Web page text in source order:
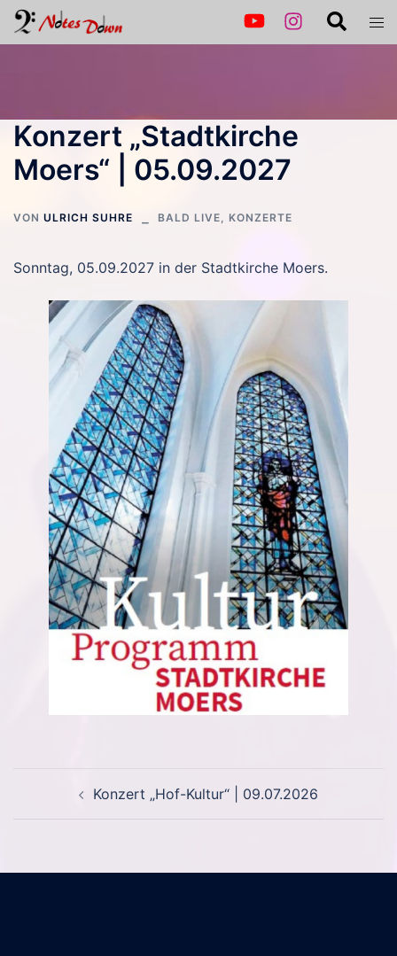
Zum
Inhalt
Suche
Konzert „Stadtkirche
Moers“ | 05.09.2027
VON ULRICH SUHRE BALD LIVE, KONZERTE
Sonntag, 05.09.2027 in der Stadtkirche Moers.
Konzert „Hof-Kultur“ | 09.07.2026